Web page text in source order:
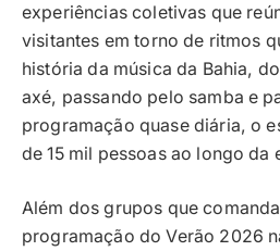
experiências coletivas que
visitantes em torno de ritmos
história da música da Bahia,
axé, passando pelo samba e
programação quase diária, o
de 15 mil pessoas ao longo da
Além dos grupos que
programação do Verão 2026